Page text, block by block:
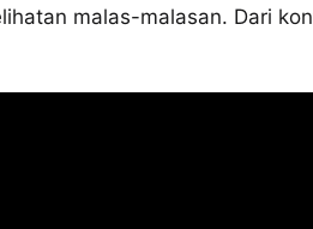
malas-malasan. Dari